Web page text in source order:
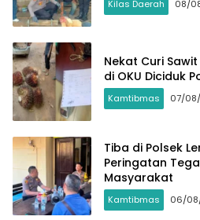
Kilas Daerah 08/
Nekat Curi Sawit
di OKU Diciduk
Kamtibmas 07/
Tiba di Polsek
Peringatan
Masyarakat
Kamtibmas 06/